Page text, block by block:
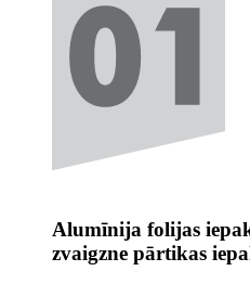
Alumīnija folijas
zvaigzne pārtikas